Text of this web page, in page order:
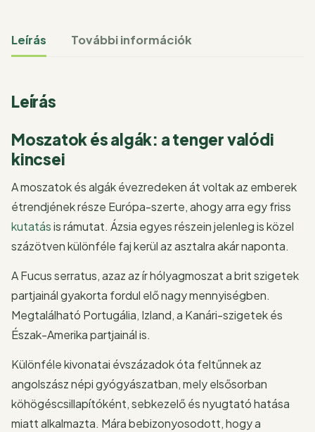
Leírás További információk
Leírás
Moszatok és algák: a tenger valódi
kincsei
A moszatok és algák évezredeken át voltak az emberek
étrendjének része Európa-szerte, ahogy arra egy friss
kutatásis rámutat. Ázsia egyes részein jelenleg is közel
százötven különféle faj kerül az asztalra akár naponta.
A Fucus serratus, azaz az ír hólyagmoszat a brit szigetek
partjainál gyakorta fordul elő nagy mennyiségben.
Megtalálható Portugália, Izland, a Kanári-szigetek és
Észak-Amerika partjainál is.
Különféle kivonatai évszázadok óta feltűnnek az
angolszász népi gyógyászatban, mely elsősorban
köhögéscsillapítóként, sebkezelő és nyugtató hatása
miatt alkalmazta. Mára bebizonyosodott, hogy a